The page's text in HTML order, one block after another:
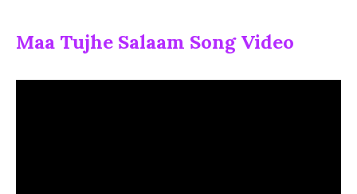
Maa Tujhe Salaam Song Video